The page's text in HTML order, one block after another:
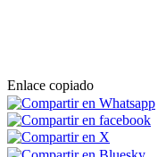
Enlace copiado